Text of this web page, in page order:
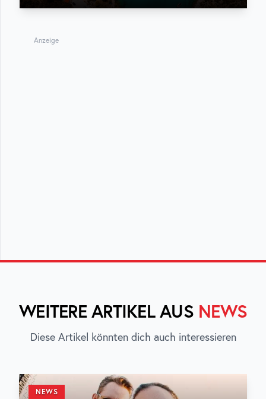
Anzeige
WEITERE ARTIKEL AUS NEWS
Diese Artikel könnten dich auch interessieren
NEWS